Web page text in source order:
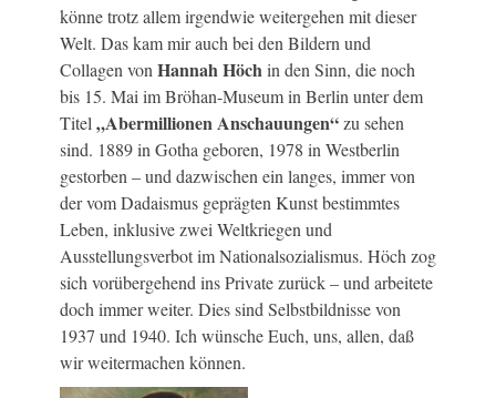
könne trotz allem irgendwie weitergehen mit dieser
Welt. Das kam mir auch bei den Bildern und
Collagen vonHannah Höchin den Sinn, die noch
bis 15. Mai im Bröhan-Museum in Berlin unter dem
Titel„Abermillionen Anschauungen“zu sehen
sind. 1889 in Gotha geboren, 1978 in Westberlin
gestorben – und dazwischen ein langes, immer von
der vom Dadaismus geprägten Kunst bestimmtes
Leben, inklusive zwei Weltkriegen und
Ausstellungsverbot im Nationalsozialismus. Höch zog
sich vorübergehend ins Private zurück – und arbeitete
doch immer weiter. Dies sind Selbstbildnisse von
1937 und 1940. Ich wünsche Euch, uns, allen, daß
wir weitermachen können.